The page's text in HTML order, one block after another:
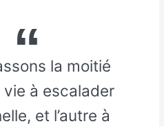
la moitié
à escalader
et l’autre à